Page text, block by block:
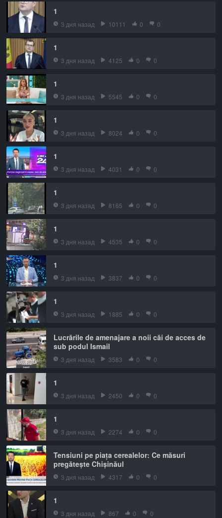
1
3 дня назад 10111 0 0
1
3 дня назад 4125 0 0
1
3 дня назад 5545 0 0
1
3 дня назад 8024 0 0
1
3 дня назад 4031 0 0
1
3 дня назад 8165 0 0
1
3 дня назад 4535 0 0
1
3 дня назад 3837 0 0
1
3 дня назад 1885 0 0
Lucrările de amenajare a noii căi de acces de
sub podul Ismail
3 дня назад 3583 0 0
1
3 дня назад 2450 0 0
1
3 дня назад 2274 0 0
Tensiuni pe piața cerealelor: Ce măsuri
pregătește Chișinăul
3 дня назад 4317 0 0
1
3 дня назад 867 0 0